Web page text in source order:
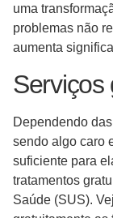
uma
problemas não
aumenta
Serviços
Dependendo
sendo algo caro
suficiente para
tratamentos
Saúde (SUS).